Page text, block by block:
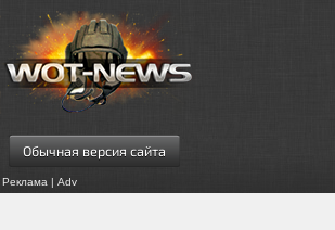
Обычная версия сайта
Реклама | Adv